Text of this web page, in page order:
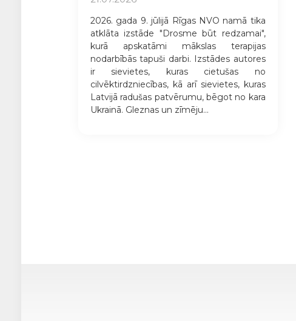
2026. gada 9. jūlijā Rīgas NVO namā tika
atklāta izstāde "Drosme būt redzamai",
kurā apskatāmi mākslas terapijas
nodarbībās tapuši darbi. Izstādes autores
ir sievietes, kuras cietušas no
cilvēktirdzniecības, kā arī sievietes, kuras
Latvijā radušas patvērumu, bēgot no kara
Ukrainā. Gleznas un zīmēju...